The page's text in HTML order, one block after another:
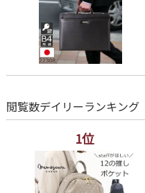
閲覧数デイリーランキング
1位